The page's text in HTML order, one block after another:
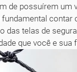
de possuírem um
telas de
que você e sua